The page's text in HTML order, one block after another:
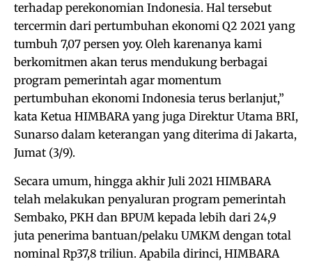
terhadap perekonomian Indonesia. Hal tersebut
tercermin dari pertumbuhan ekonomi Q2 2021 yang
tumbuh 7,07 persen yoy. Oleh karenanya kami
berkomitmen akan terus mendukung berbagai
program pemerintah agar momentum
pertumbuhan ekonomi Indonesia terus berlanjut,”
kata Ketua HIMBARA yang juga Direktur Utama BRI,
Sunarso dalam keterangan yang diterima di Jakarta,
Jumat (3/9).
Secara umum, hingga akhir Juli 2021 HIMBARA
telah melakukan penyaluran program pemerintah
Sembako, PKH dan BPUM kepada lebih dari 24,9
juta penerima bantuan/pelaku UMKM dengan total
nominal Rp37,8 triliun. Apabila dirinci, HIMBARA